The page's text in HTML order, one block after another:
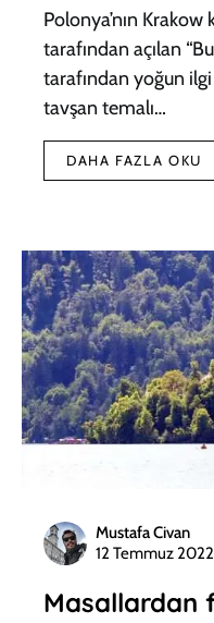
Polonya’nın
tarafından açılan
tarafından yoğun ilgi
tavşan temalı…
DAHA FAZLA OKU
Mustafa Civan
12 Temmuz 2022
Masallardan